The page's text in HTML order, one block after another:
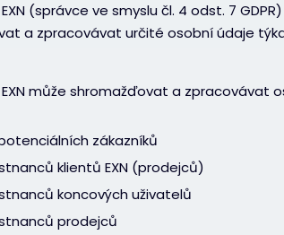
(správce ve smyslu čl. 4 odst. 7
a zpracovávat určité osobní údaje
může shromažďovat a zpracovávat
zákazníků
klientů EXN (prodejců)
koncových uživatelů
prodejců